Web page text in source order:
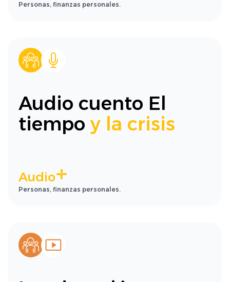
Personas, finanzas personales.
Audio cuento El
tiempo y la crisis
Audio
Personas, finanzas personales.